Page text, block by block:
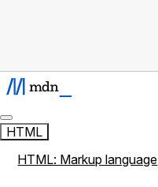
HTML
HTML: Markup language